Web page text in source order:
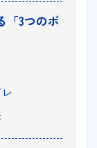
「3つのボ